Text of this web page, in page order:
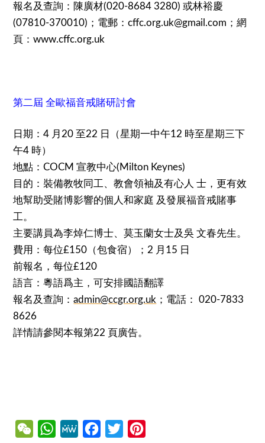
報名及查詢：陳廣材(020-8684 3280) 或林裕慶
(07810-370010)；電郵：cffc.org.uk@gmail.com ；網
頁：www.cffc.org.uk
第二屆 全歐福音戒賭研討會
日期：4 月20 至22 日（星期一中午12 時至星期三下
午4 時）
地點：COCM 宣教中心(Milton Keynes)
目的：裝備教牧同工、教會領袖及有心人 士，更有效
地幫助受賭博影響的個人和家庭 及發展福音戒賭事
工。
主要講員為李焯仁博士、莫玉蘭女士及吳 文春先生。
費用：每位£150（包食宿）；2 月15 日
前報名，每位£120
語言：粵語爲主，可安排國語翻譯
報名及查詢：admin@ccgr.org.uk ；電話： 020-7833
8626
詳情請參閱本報第22 頁廣告。
WeChatWhatsApp
MeWe Facebook
Twitter